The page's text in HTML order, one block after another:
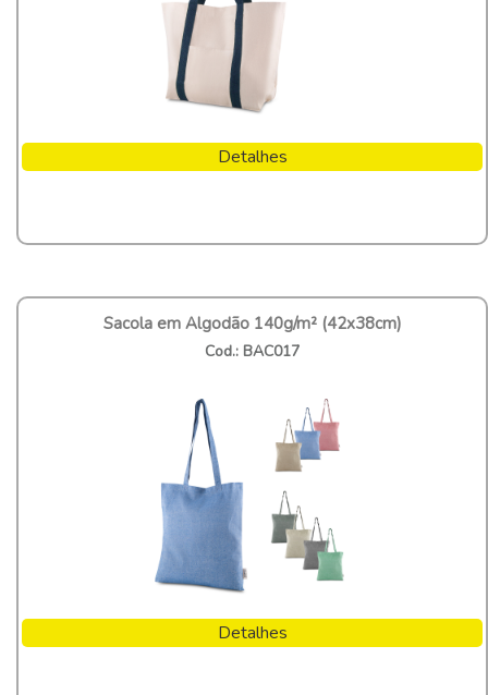
Detalhes
Sacola em Algodão 140g/m² (42x38cm)
Cod.: BAC017
Detalhes